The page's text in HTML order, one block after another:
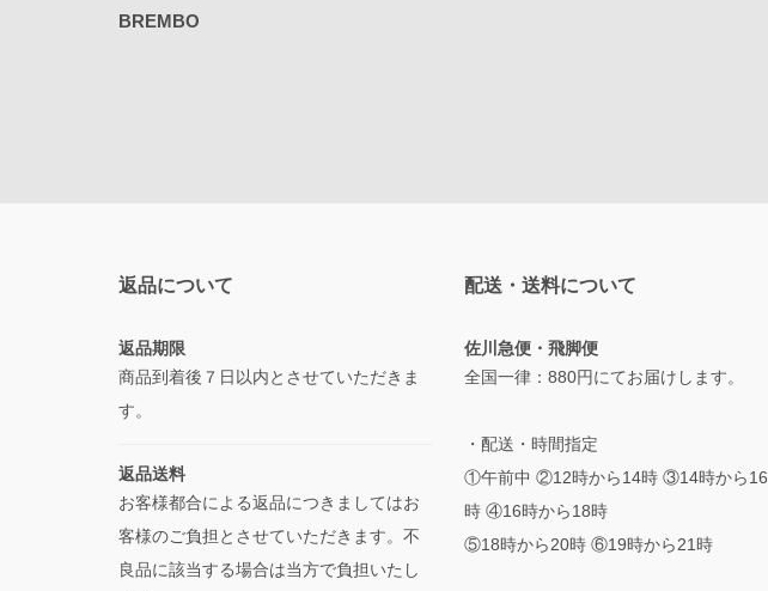
BREMBO
返品について
返品期限
商品到着後７日以内とさせていただきま
す。
返品送料
お客様都合による返品につきましてはお
客様のご負担とさせていただきます。不
良品に該当する場合は当方で負担いたし
配送・送料について
佐川急便・飛脚便
全国一律：880円にてお届けします。
・配送・時間指定
①午前中 ②12時から14時 ③14時から16
時 ④16時から18時
⑤18時から20時 ⑥19時から21時